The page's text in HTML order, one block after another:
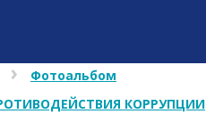
Фотоальбом
КОРРУПЦИИ